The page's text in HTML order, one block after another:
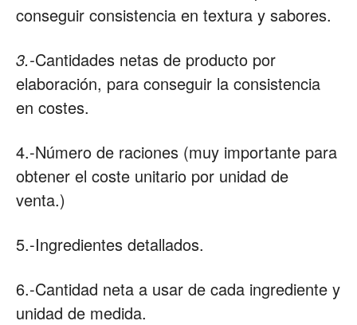
conseguir consistencia en textura y sabores.
3.-Cantidades netas de producto por
elaboración, para conseguir la consistencia
en costes.
4.-Número de raciones (muy importante para
obtener el coste unitario por unidad de
venta.)
5.-Ingredientes detallados.
6.-Cantidad neta a usar de cada ingrediente y
unidad de medida.